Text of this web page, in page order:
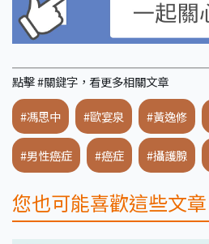
點擊 #關鍵字，看更多相關文章
#馮思中 #歐宴泉 #黃逸修
#男性癌症 #癌症 #攝護腺
您也可能喜歡這些文章